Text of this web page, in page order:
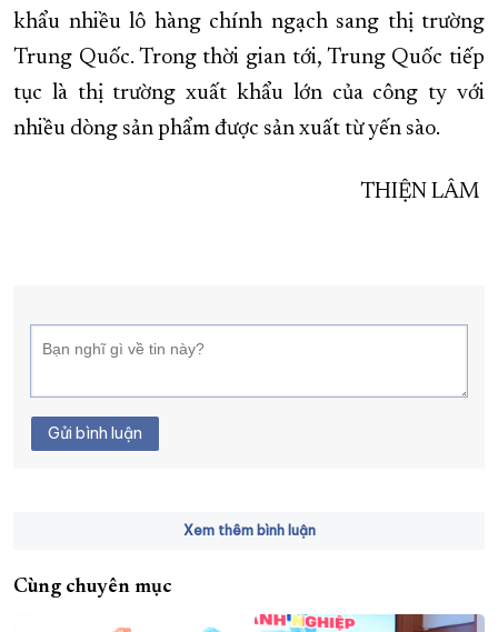
khẩu nhiều lô hàng chính ngạch sang thị trường
Trung Quốc. Trong thời gian tới, Trung Quốc tiếp
tục là thị trường xuất khẩu lớn của công ty với
nhiều dòng sản phẩm được sản xuất từ yến sào.
THIỆN LÂM
Gửi bình luận
Xem thêm bình luận
Cùng chuyên mục